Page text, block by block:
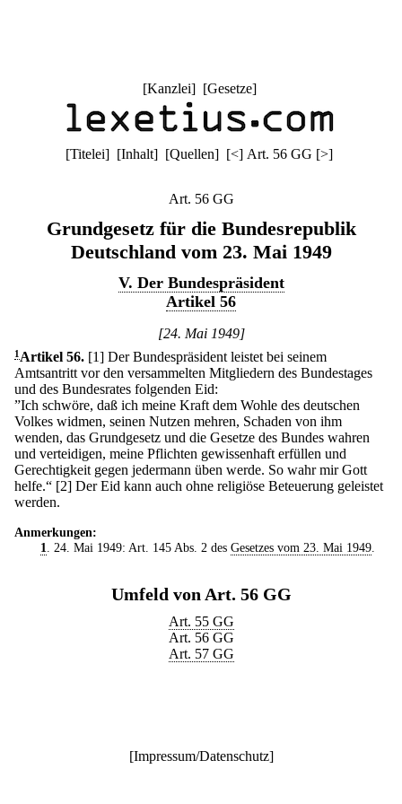
[Kanzlei] [Gesetze]
[Titelei] [Inhalt] [Quellen] [<] Art. 56 GG [>]
Art. 56 GG
Grundgesetz für die Bundesrepublik
Deutschland vom 23. Mai 1949
V. Der Bundespräsident
Artikel 56
[24. Mai 1949]
1 Artikel 56. [1] Der Bundespräsident leistet bei seinem
Amtsantritt vor den versammelten Mitgliedern des Bundestages
und des Bundesrates folgenden Eid:
”Ich schwöre, daß ich meine Kraft dem Wohle des deutschen
Volkes widmen, seinen Nutzen mehren, Schaden von ihm
wenden, das Grundgesetz und die Gesetze des Bundes wahren
und verteidigen, meine Pflichten gewissenhaft erfüllen und
Gerechtigkeit gegen jedermann üben werde. So wahr mir Gott
helfe.“ [2] Der Eid kann auch ohne religiöse Beteuerung geleistet
werden.
Anmerkungen:
1
. 24. Mai 1949: Art. 145 Abs. 2 des Gesetzes vom 23. Mai 1949.
Umfeld von Art. 56 GG
Art. 55 GG
Art. 56 GG
Art. 57 GG
[Impressum/Datenschutz]